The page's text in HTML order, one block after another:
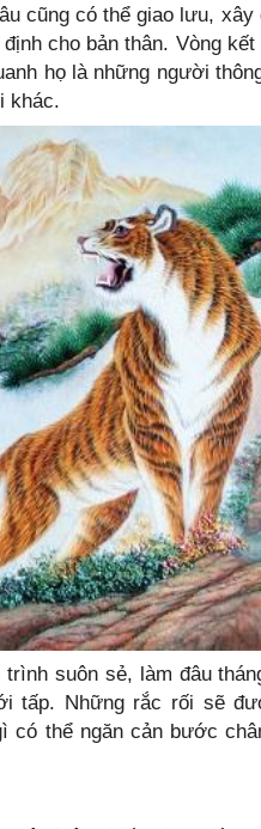
cũng có thể giao lưu,
cho bản thân. Vòng
họ là những người
khác.
suôn sẻ, làm đâu
tấp. Những rắc rối sẽ
có thể ngăn cản bước